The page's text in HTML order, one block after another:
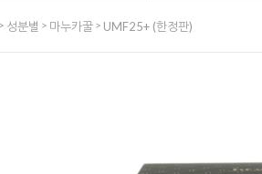
> 성분별 > 마누카꿀 > UMF25+ (한정판)